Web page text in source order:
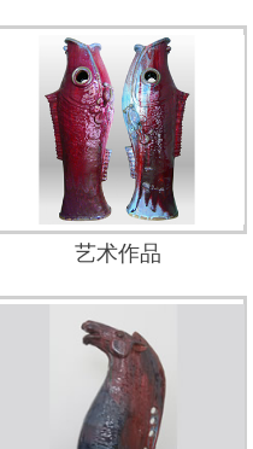
艺术作品